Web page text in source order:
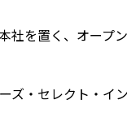
を置く、オープ
ズ・セレクト・イ